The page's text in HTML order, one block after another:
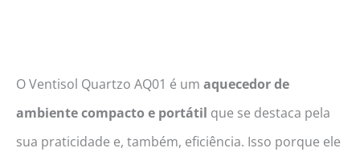
O Ventisol Quartzo AQ01 é um aquecedor de
ambiente compacto e portátil que se destaca pela
sua praticidade e, também, eficiência. Isso porque ele